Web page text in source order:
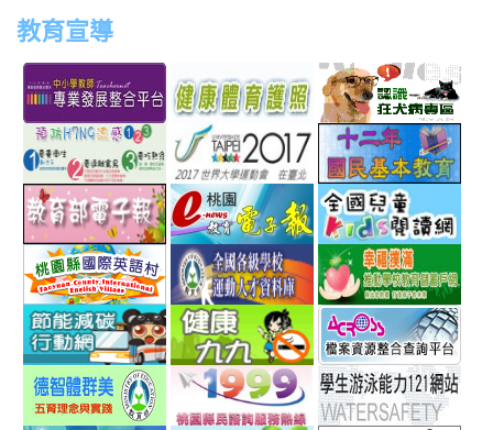
教育宣導
to
http://teachernet.moe.edu.tw/MAIN/index.aspx
link
to
https://airtw.epa.gov.tw/
link
to
http://
link
link
to
http://www.perdc.ntnu.edu.tw/anti-
flu/catalog.php?
MainCatalogID=2
link
http://
link
to
http://epaper.edu.tw/
link
to
http://163.30.192.132/
link
to
http://ev.tyc.edu.tw/
link
to
https://
to
link
to
http://ecolife.epa.gov.tw/cooler/default.aspx
link
to
http://
link
link
to